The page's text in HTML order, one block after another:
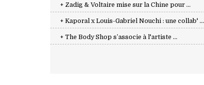
+ Zadig & Voltaire mise sur la Chine pour ...
+ Kaporal x Louis-Gabriel Nouchi : une collab' ...
+ The Body Shop s’associe à l'artiste ...